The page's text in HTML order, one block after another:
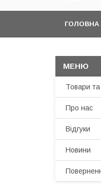
ГОЛОВНА
Товари та
Про нас
Відгуки
Новини